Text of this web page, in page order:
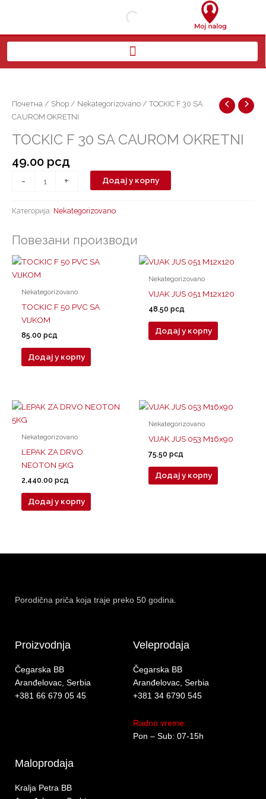
Почетна / Shop / Nekategorizovano / TOCKIC F 30 SA
CAUROM OKRETNI
TOCKIC F 30 SA CAUROM OKRETNI
49.00 рсд
-
30
SA
OKRETNI
+ Додај у корпу
Категорија: Nekategorizovano
Повезани производи
Nekategorizovano
TOCKIC F 50 PVC SA
VIJKOM
85.00рсд
Додај у корпу
Nekategorizovano
VIJAK JUS 051 M12x120
48.50рсд
Додај у корпу
Nekategorizovano
LEPAK ZA DRVO
NEOTON 5KG
2,440.00рсд
Додај у корпу
Nekategorizovano
VIJAK JUS 053 M16x90
75.50рсд
Додај у корпу
Porodična priča koja traje preko 50 godina.
Proizvodnja
Čegarska BB
Aranđelovac, Serbia
+381 66 679 05 45
Veleprodaja
Čegarska BB
Aranđelovac, Serbia
+381 34 6790 545
Radno vreme:
Pon – Sub: 07-15h
Maloprodaja
Kralja Petra BB